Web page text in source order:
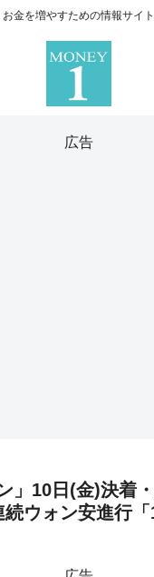
お金を増やすための情報サイト
広告
」10日(金)決着
続ウォン安進行